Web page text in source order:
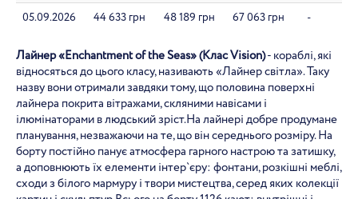
05.09.2026
44 633 грн 48 189 грн 67 063 грн -
Лайнер «Enchantment of the Seas» (Клас Vision)- кораблі, які
відносяться до цього класу, називають «Лайнер світла». Таку
назву вони отримали завдяки тому, що половина поверхні
лайнера покрита вітражами, скляними навісами і
ілюмінаторами в людський зріст.На лайнері добре продумане
планування, незважаючи на те, що він середнього розміру. На
борту постійно панує атмосфера гарного настрою та затишку,
а доповнюють їх елементи інтер`єру: фонтани, розкішні меблі,
сходи з білого мармуру і твори мистецтва, серед яких колекції